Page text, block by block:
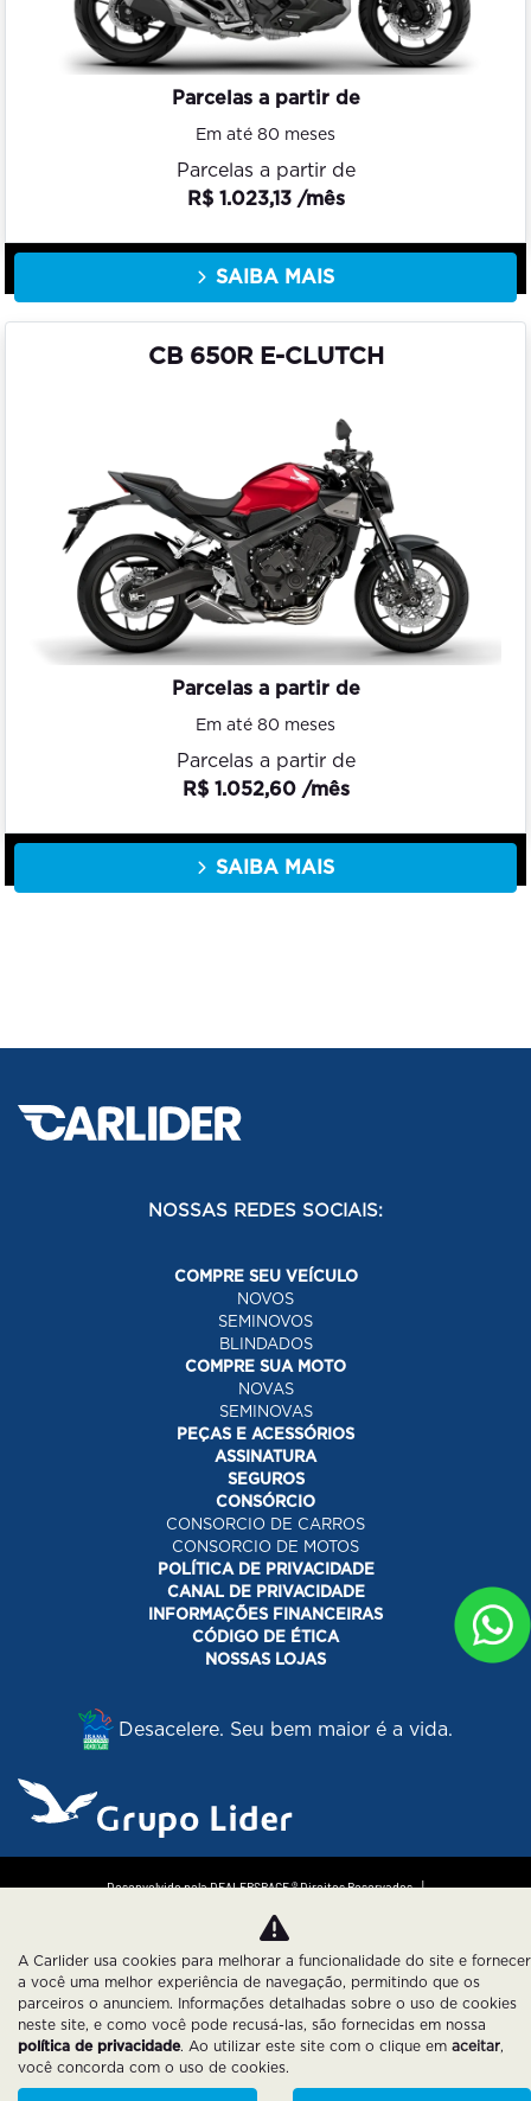
Parcelas a partir de
Em até 80 meses
Parcelas a partir de
R$ 1.023,13 /mês
SAIBA MAIS
CB 650R E-CLUTCH
Parcelas a partir de
Em até 80 meses
Parcelas a partir de
R$ 1.052,60 /mês
SAIBA MAIS
NOSSAS REDES SOCIAIS:
COMPRE SEU VEÍCULO
NOVOS
SEMINOVOS
BLINDADOS
COMPRE SUA MOTO
NOVAS
SEMINOVAS
PEÇAS E ACESSÓRIOS
ASSINATURA
SEGUROS
CONSÓRCIO
CONSORCIO DE CARROS
CONSORCIO DE MOTOS
POLÍTICA DE PRIVACIDADE
CANAL DE PRIVACIDADE
INFORMAÇÕES FINANCEIRAS
CÓDIGO DE ÉTICA
NOSSAS LOJAS
Desacelere. Seu bem maior é a vida.
Desenvolvido pela DEALERSPACE ® Direitos Reservados.
Política de Privacidade
A Carlider usa cookies para melhorar a funcionalidade do site e fornecer
a você uma melhor experiência de navegação, permitindo que os
parceiros o anunciem. Informações detalhadas sobre o uso de cookies
neste site, e como você pode recusá-las, são fornecidas em nossa
política de privacidade. Ao utilizar este site com o clique em aceitar,
você concorda com o uso de cookies.